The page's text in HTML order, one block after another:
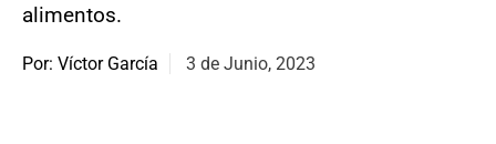
alimentos.
Por: Víctor García 3 de Junio, 2023